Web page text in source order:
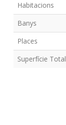
Habitacions
Banys
Places
Superfície Total